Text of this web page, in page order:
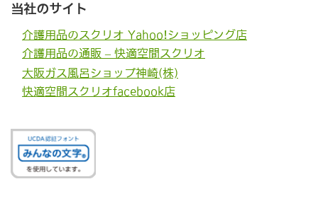
事
当社のサイト
介護用品のスクリオ Yahoo!ショッピング店
介護用品の通販 – 快適空間スクリオ
大阪ガス風呂ショップ神崎(株)
快適空間スクリオfacebook店